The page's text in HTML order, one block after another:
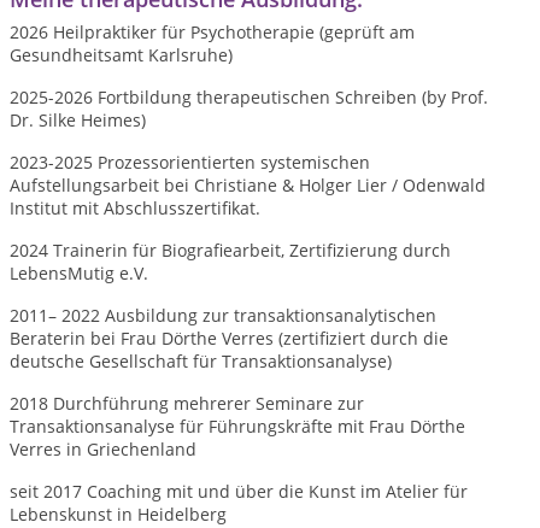
2026 Heilpraktiker für Psychotherapie (geprüft am
Gesundheitsamt Karlsruhe)
2025-2026 Fortbildung therapeutischen Schreiben (by Prof.
Dr. Silke Heimes)
2023-2025 Prozessorientierten systemischen
Aufstellungsarbeit bei Christiane & Holger Lier / Odenwald
Institut mit Abschlusszertifikat.
2024 Trainerin für Biografiearbeit, Zertifizierung durch
LebensMutig e.V.
2011– 2022 Ausbildung zur transaktionsanalytischen
Beraterin bei Frau Dörthe Verres (zertifiziert durch die
deutsche Gesellschaft für Transaktionsanalyse)
2018 Durchführung mehrerer Seminare zur
Transaktionsanalyse für Führungskräfte mit Frau Dörthe
Verres in Griechenland
seit 2017 Coaching mit und über die Kunst im Atelier für
Lebenskunst in Heidelberg